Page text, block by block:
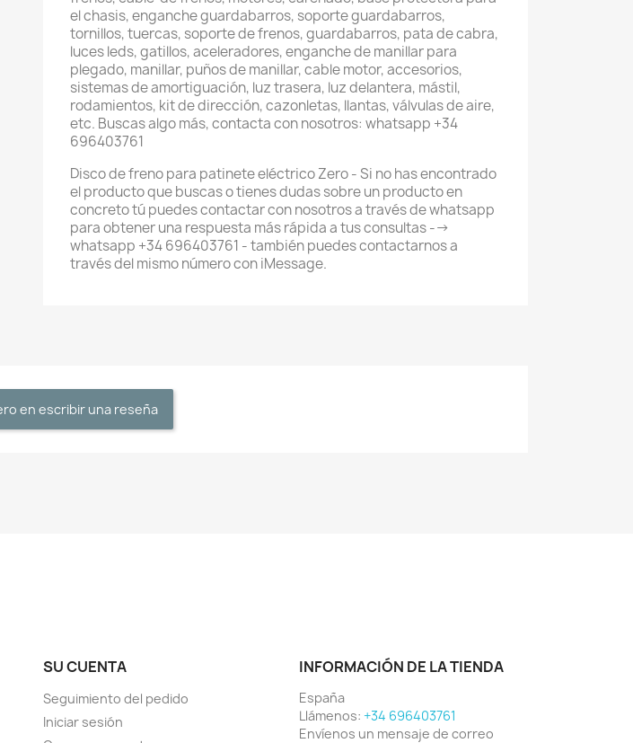
el chasis, enganche guardabarros, soporte guardabarros,
tornillos, tuercas, soporte de frenos, guardabarros, pata de cabra,
luces leds, gatillos, aceleradores, enganche de manillar para
plegado, manillar, puños de manillar, cable motor, accesorios,
sistemas de amortiguación, luz trasera, luz delantera, mástil,
rodamientos, kit de dirección, cazonletas, llantas, válvulas de aire,
etc. Buscas algo más, contacta con nosotros: whatsapp +34
696403761
Disco de freno para patinete eléctrico Zero - Si no has encontrado
el producto que buscas o tienes dudas sobre un producto en
concreto tú puedes contactar con nosotros a través de whatsapp
para obtener una respuesta más rápida a tus consultas -->
whatsapp +34 696403761 - también puedes contactarnos a
través del mismo número con iMessage.
en escribir una reseña
SU CUENTA
Seguimiento del pedido
Iniciar sesión
INFORMACIÓN DE LA TIENDA
España
Llámenos: +34 696403761
Envíenos un mensaje de correo